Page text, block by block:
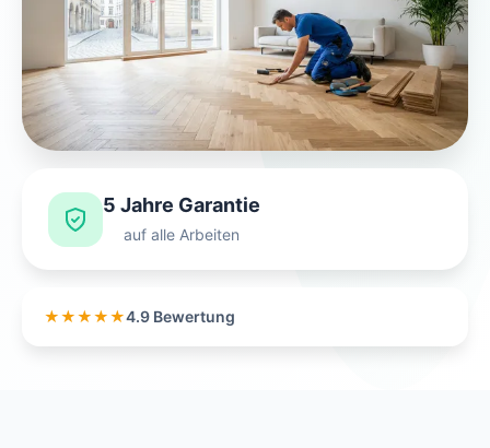
5 Jahre Garantie
auf alle Arbeiten
★★★★★4.9 Bewertung